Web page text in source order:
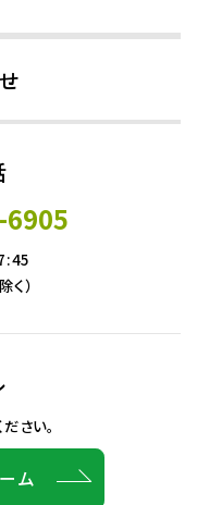
6905
く）
さい。
ム